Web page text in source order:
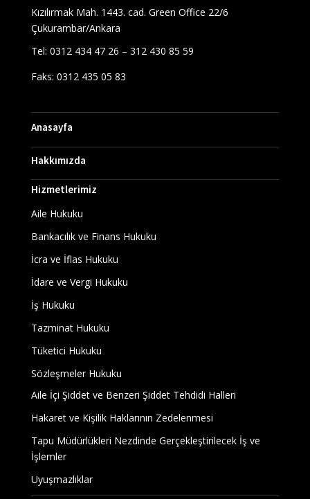
Kızılırmak Mah. 1443. cad. Green Office 22/6
Çukurambar/Ankara
Tel: 0312 434 47 26 – 312 430 85 59
Faks: 0312 435 05 83
Anasayfa
Hakkımızda
Hizmetlerimiz
Aile Hukuku
Bankacılık ve Finans Hukuku
İcra ve İflas Hukuku
İdare ve Vergi Hukuku
İş Hukuku
Tazminat Hukuku
Tüketici Hukuku
Sözleşmeler Hukuku
Aile İçi Şiddet ve Benzeri Şiddet Tehdidi Halleri
Hakaret ve Kişilik Haklarının Zedelenmesi
Tapu Müdürlükleri Nezdinde Gerçekleştirilecek İş ve
İşlemler
Uyuşmazlıklar